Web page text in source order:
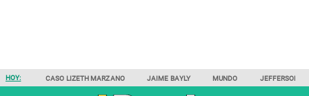
HOY: CASO LIZETH MARZANO JAIME BAYLY MUNDO JEFFERSON